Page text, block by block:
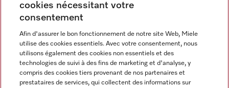
Langue
FRANCAIS
cookies nécessitant votre
consentement
Afin d'assurer le bon fonctionnement de notre site Web, Miele
utilise des cookies essentiels. Avec votre consentement, nous
utilisons également des cookies non essentiels et des
technologies de suivi à des fins de marketing et d'analyse, y
compris des cookies tiers provenant de nos partenaires et
prestataires de services, qui collectent des informations sur